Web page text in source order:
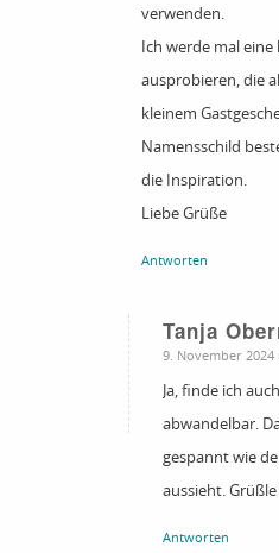
verwenden.
Ich werde mal
ausprobieren, die
kleinem
Namensschild
die Inspiration.
Liebe Grüße
Antworten
Tanja
sagte:
9. November 2024
Ja, finde ich
abwandelbar.
gespannt wie
aussieht. Grüßle
Antworten